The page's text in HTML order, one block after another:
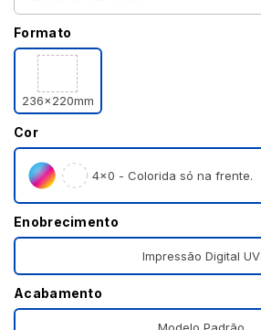
Formato
236x220mm
Cor
4×0 - Colorida só na frente.
Enobrecimento
Impressão Digital UV
Acabamento
Modelo Padrão